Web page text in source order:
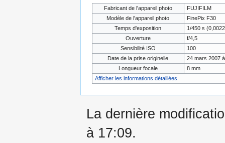
Fabricant de l'appareil photo
FUJIFILM
Modèle de l'appareil photo
FinePix F30
Temps d'exposition
1/450 s
Ouverture
f/4,5
Sensibilité ISO
100
Date de la prise originelle
24 mars 2007
Longueur focale
8 mm
Afficher les informations détaillées
La dernière
à 17:09.